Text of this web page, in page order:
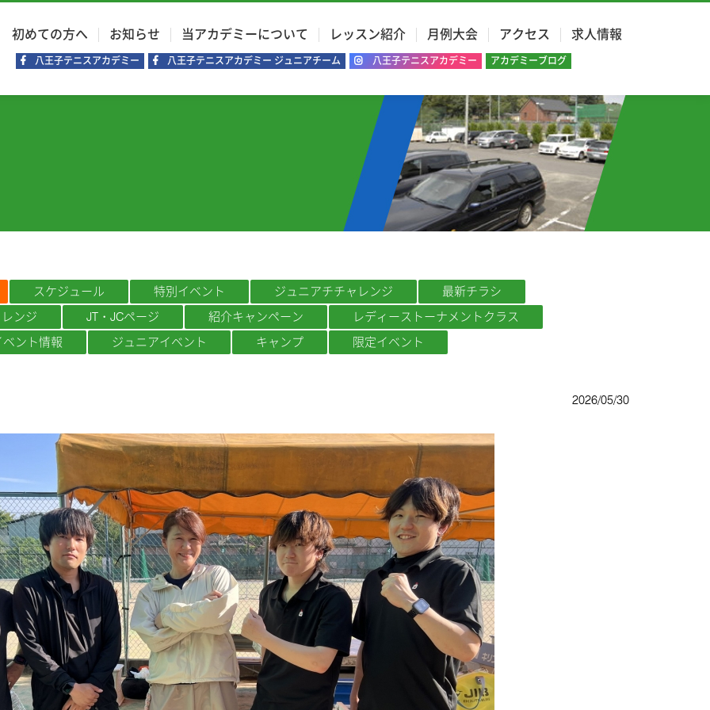
初めての方へ お知らせ 当アカデミーについて レッスン紹介 月例大会 アクセス 求人情報
八王子テニスアカデミー 八王子テニスアカデミー ジュニアチーム 八王子テニスアカデミー アカデミーブログ
スケジュール 特別イベント ジュニアチチャレンジ
最新チラシ
ンジ
JT・JCページ 紹介キャンペーン
レディーストーナメントクラス
ント情報
ジュニアイベント キャンプ 限定イベント
2026/05/30